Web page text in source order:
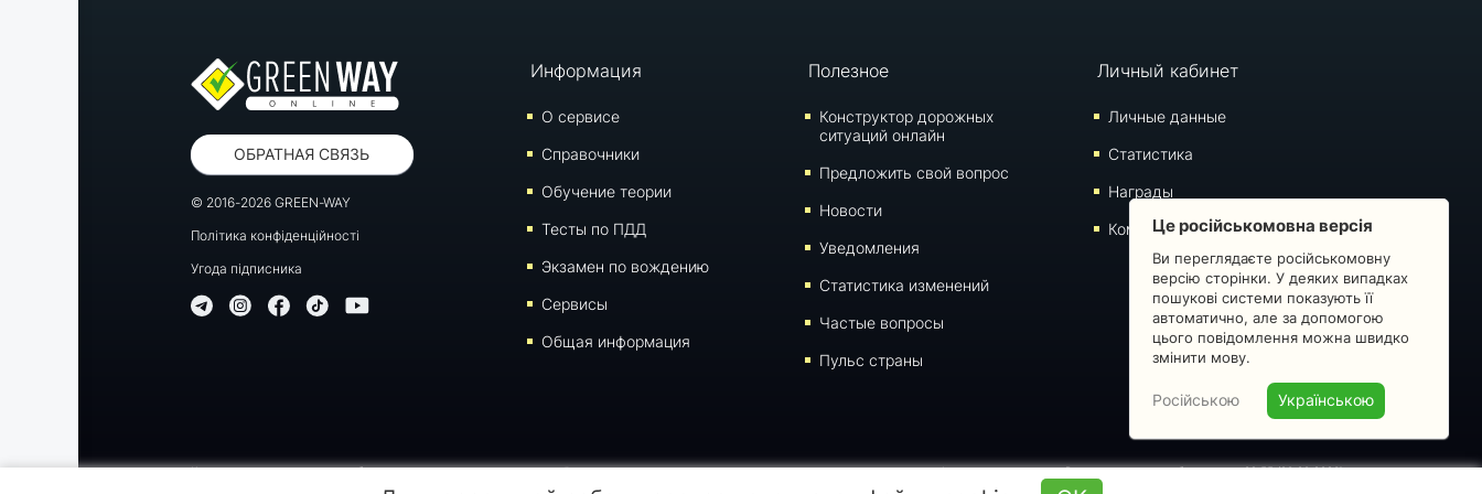
ОБРАТНАЯ СВЯЗЬ
© 2016-2026 GREEN-WAY
Політика конфіденційності
Угода підписника
Информация
О сервисе
Справочники
Обучение теории
Тесты по ПДД
Экзамен по вождению
Сервисы
Общая информация
Полезное
Конструктор дорожных
ситуаций онлайн
Предложить свой вопрос
Новости
Уведомления
Статистика изменений
Частые вопросы
Пульс страны
Личный кабинет
Личные данные
Статистика
Награды
Комментарии
Копирование, перепечатка либо использование материалов данной страницы для воспроизведения, переноса на другие носители информации запрещено. Время последнего обновления: 09:55 (08.08.2026)
Це російськомовна версія
Ви переглядаєте російськомовну
версію сторінки. У деяких випадках
пошукові системи показують її
автоматично, але за допомогою
цього повідомлення можна швидко
змінити мову.
Російською Українською